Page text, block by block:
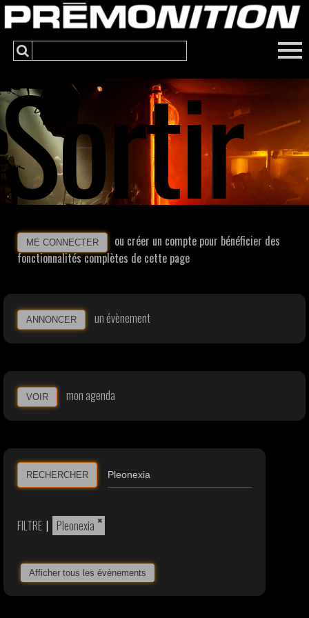
Sortir
ME CONNECTER
ou créer un compte pour bénéficier des
fonctionnalités complètes de cette page
ANNONCER un évènement
VOIR mon agenda
RECHERCHER
FILTRE | ×
Pleonexia
Afficher tous les évènements